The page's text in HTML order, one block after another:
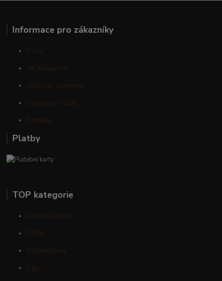
Informace pro zákazníky
O nás
Jak Nakupovat
Obchodní podmínky
Doprava a Platby
Kontakty
Platby
TOP kategorie
Arabské cukroví
Oříšky
Arabská káva
Čaje